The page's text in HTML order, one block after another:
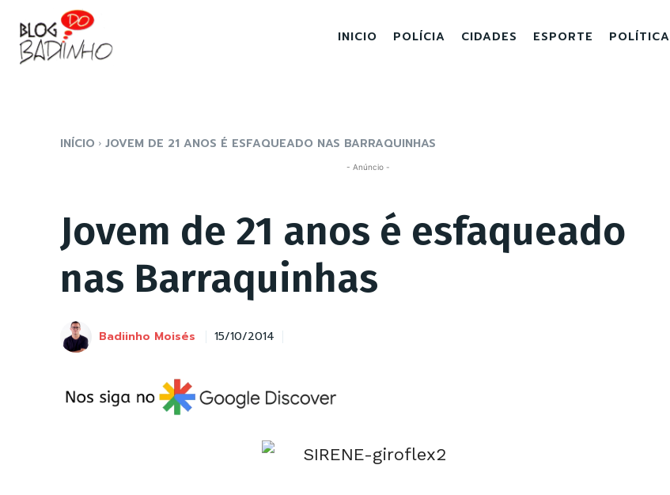
INICIO POLÍCIA CIDADES ESPORTE POLÍTICA
INÍCIO JOVEM DE 21 ANOS É ESFAQUEADO NAS BARRAQUINHAS
- Anúncio -
Jovem de 21 anos é esfaqueado
nas Barraquinhas
Badiinho Moisés 15/10/2014